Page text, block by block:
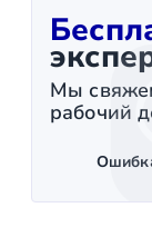
Мы
рабочий